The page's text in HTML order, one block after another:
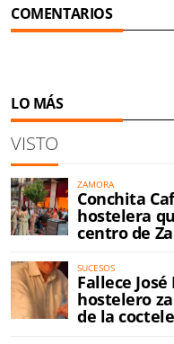
COMENTARIOS
LO MÁS
VISTO
ZAMORA
Conchita
hostelera
centro de
SUCESOS
Fallece
hostelero
de la